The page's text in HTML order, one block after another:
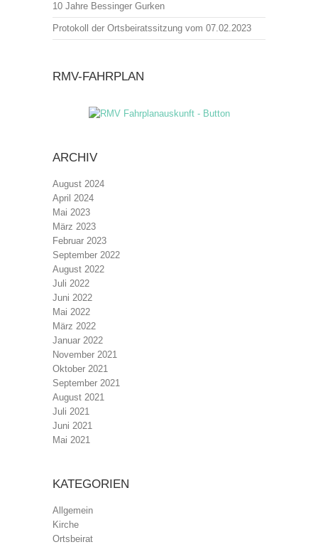
10 Jahre Bessinger Gurken
Protokoll der Ortsbeiratssitzung vom 07.02.2023
RMV-FAHRPLAN
ARCHIV
August 2024
April 2024
Mai 2023
März 2023
Februar 2023
September 2022
August 2022
Juli 2022
Juni 2022
Mai 2022
März 2022
Januar 2022
November 2021
Oktober 2021
September 2021
August 2021
Juli 2021
Juni 2021
Mai 2021
KATEGORIEN
Allgemein
Kirche
Ortsbeirat